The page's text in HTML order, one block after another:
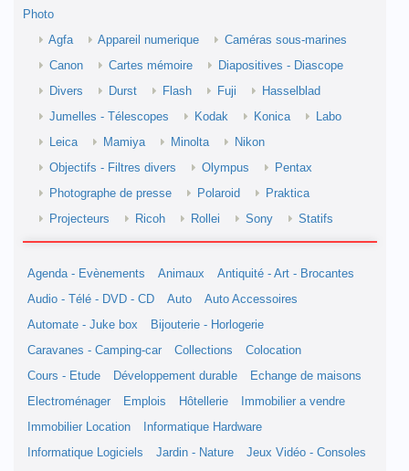
Photo
Agfa
Appareil numerique
Caméras sous-marines
Canon
Cartes mémoire
Diapositives - Diascope
Divers
Durst Flash Fuji
Hasselblad
Jumelles - Télescopes
Kodak Konica
Labo
Leica
Mamiya Minolta
Nikon
Objectifs - Filtres divers
Olympus
Pentax
Photographe de presse
Polaroid
Praktica
Projecteurs
Ricoh Rollei Sony Statifs
Agenda - Evènements Animaux
Antiquité - Art - Brocantes
Audio - Télé - DVD - CD
Auto
Auto Accessoires
Automate - Juke box
Bijouterie - Horlogerie
Caravanes - Camping-car
Collections
Colocation
Cours - Etude
Développement durable
Echange de maisons
Electroménager
Emplois Hôtellerie
Immobilier a vendre
Immobilier Location
Informatique Hardware
Informatique Logiciels
Jardin - Nature
Jeux Vidéo - Consoles